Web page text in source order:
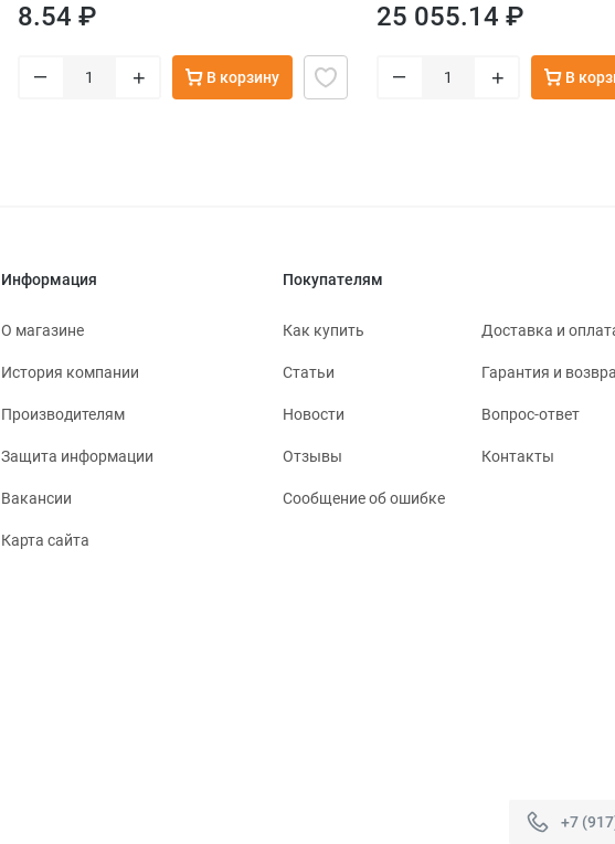
8.54 ₽
– + В корзину
25 055.14 ₽
– + В
Информация
О магазине
История компании
Производителям
Защита информации
Вакансии
Карта сайта
Покупателям
Как купить Доставка и
Статьи Гарантия и
Новости Вопрос-ответ
Отзывы Контакты
Сообщение об ошибке
+7